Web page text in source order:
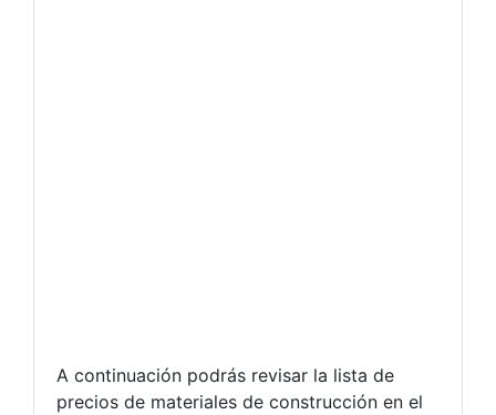
A continuación podrás revisar la lista de
precios de materiales de construcción en el